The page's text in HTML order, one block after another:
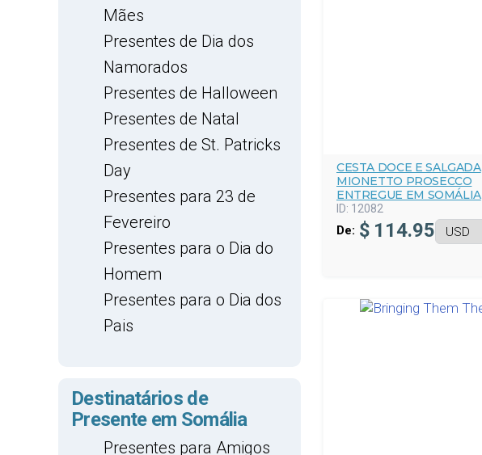
Mães
Presentes de Dia dos
Namorados
Presentes de Halloween
Presentes de Natal
Presentes de St. Patricks
Day
Presentes para 23 de
Fevereiro
Presentes para o Dia do
Homem
Presentes para o Dia dos
Pais
Destinatários de
Presente em Somália
Presentes para Amigos
CESTA DOCE E SALGADA
MIONETTO PROSECCO
ENTREGUE EM SOMÁLIA
ID: 12082
De: $ 114.95